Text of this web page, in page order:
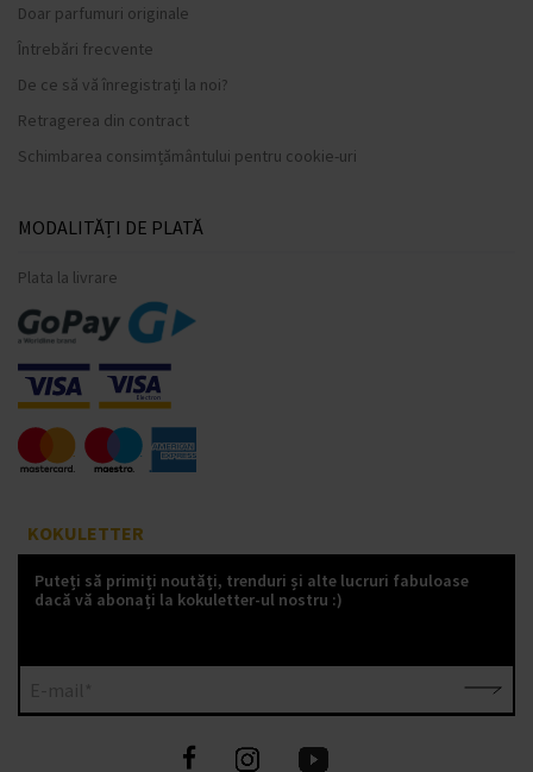
Doar parfumuri originale
Întrebări frecvente
De ce să vă înregistrați la noi?
Retragerea din contract
Schimbarea consimțământului pentru cookie-uri
MODALITĂȚI DE PLATĂ
Plata la livrare
KOKULETTER
Puteți să primiți noutăți, trenduri și alte lucruri fabuloase
dacă vă abonați la kokuletter-ul nostru :)